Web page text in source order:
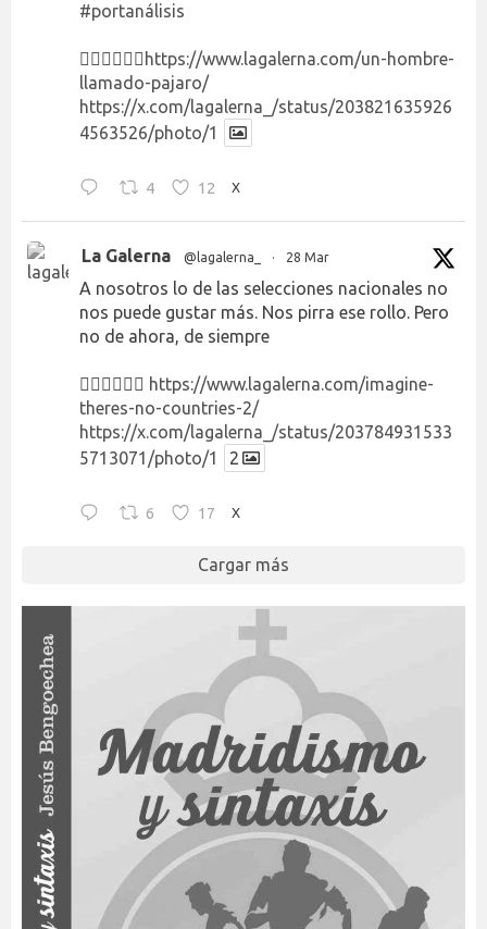
#portanálisis
👉🏻👉🏻👉🏻 https://www.lagalerna.com/un-hombre-
llamado-pajaro/
https://x.com/lagalerna_/status/203821635926
4563526/photo/1
4 12 X
La Galerna @lagalerna_ · 28 Mar
A nosotros lo de las selecciones nacionales no
nos puede gustar más. Nos pirra ese rollo. Pero
no de ahora, de siempre
👉🏻👉🏻👉🏻 https://www.lagalerna.com/imagine-
theres-no-countries-2/
https://x.com/lagalerna_/status/203784931533
5713071/photo/1
2
6 17 X
Cargar más